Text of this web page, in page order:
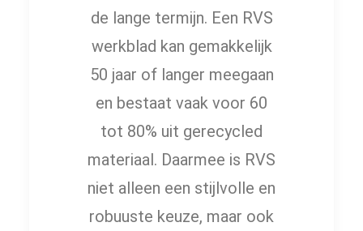
de lange termijn. Een RVS
werkblad kan gemakkelijk
50 jaar of langer meegaan
en bestaat vaak voor 60
tot 80% uit gerecycled
materiaal. Daarmee is RVS
niet alleen een stijlvolle en
robuuste keuze, maar ook